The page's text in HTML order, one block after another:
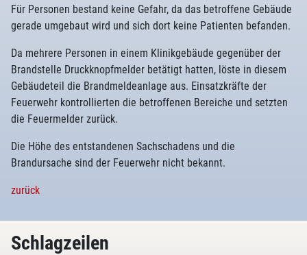
Für Personen bestand keine Gefahr, da das betroffene Gebäude
gerade umgebaut wird und sich dort keine Patienten befanden.
Da mehrere Personen in einem Klinikgebäude gegenüber der
Brandstelle Druckknopfmelder betätigt hatten, löste in diesem
Gebäudeteil die Brandmeldeanlage aus. Einsatzkräfte der
Feuerwehr kontrollierten die betroffenen Bereiche und setzten
die Feuermelder zurück.
Die Höhe des entstandenen Sachschadens und die
Brandursache sind der Feuerwehr nicht bekannt.
zurück
Schlagzeilen